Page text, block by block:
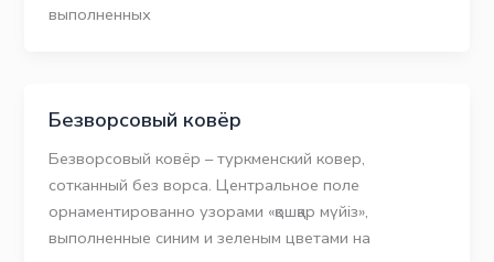
выполненных
Безворсовый ковёр
Безворсовый ковёр – туркменский ковер,
сотканный без ворса. Центральное поле
орнаментированно узорами «қошқар мүйіз»,
выполненные синим и зеленым цветами на